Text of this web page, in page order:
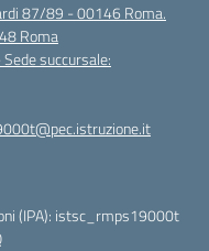
87/89 - 00146 Roma.
Roma
succursale:
(IPA): istsc_rmps19000t